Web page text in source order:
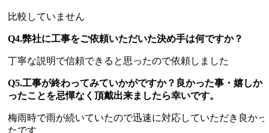
比較していません
Q4.弊社に工事をご依頼いただいた決め手は何ですか？
丁寧な説明で信頼できると思ったので依頼しました
Q5.工事が終わってみていかがですか？良かった事・嬉しか
ったことを忌憚なく頂戴出来ましたら幸いです。
梅雨時で雨が続いていたので迅速に対応していただき良かっ
たです